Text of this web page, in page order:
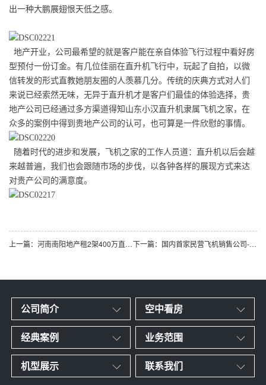
出一种大鹏展翅恨天低之感。
地产开业，公司最希望的就是客户能在亲自体验飞行过程中看好房
型预付一份订金。有几位佳丽在直升机飞行中，玩起了自拍，以微
信转发的形式直教她朋友圈的人羡慕几分。传统的庆典方式对人们
来说已经索然无味，无异于直升机才是客户们最佳的体验选择，贵
地产公司已经通过多方渠道得知山东小汉直升机隶属飞机之家，在
众多的案例中得到贵地产公司的认可，也可算是一件欣慰的事情。
随着时代的进步和发展，飞机之家的工作人员道：直升机以后会越
来越普遍，我们也会跟随市场的步伐，以各钟各样的展现方式来达
对贵产公司的满意度。
上一篇：河南南阳地产租2架400万直升机空中看房 下一篇：国内首家民营飞机销售公司-济南凌音飞机销售有限公司
公司简介 空中看房
经典案例 业务范围
机型展示 联系我们